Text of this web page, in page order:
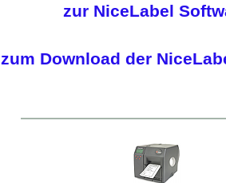
zur NiceLabel
zum Download der